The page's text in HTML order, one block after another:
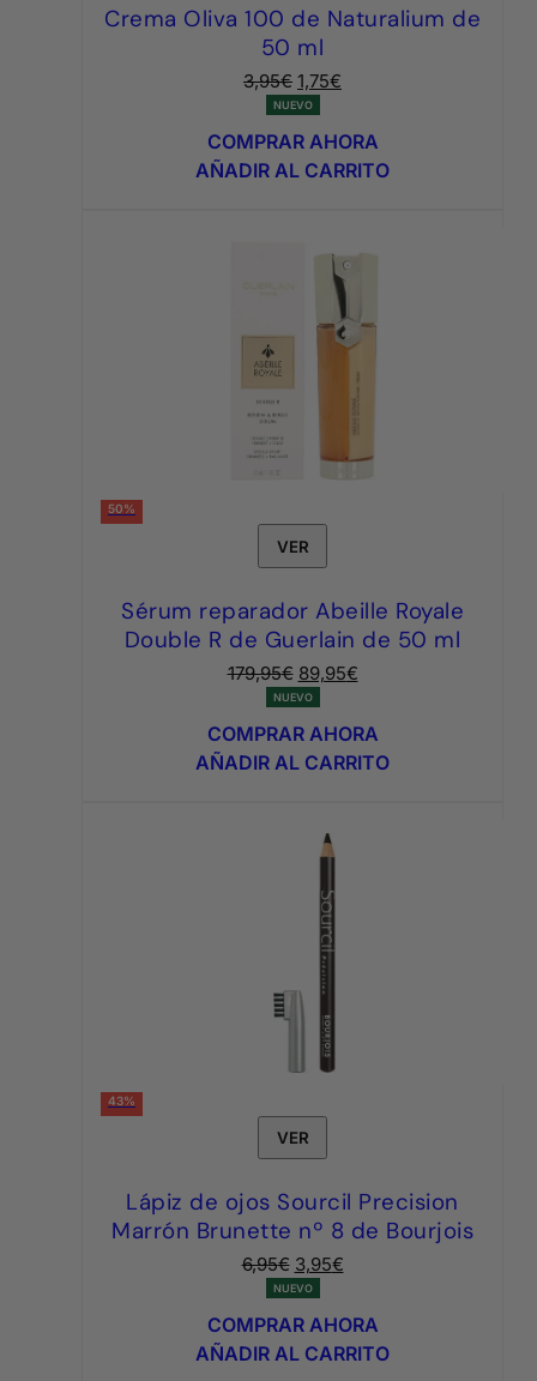
Crema Oliva 100 de Naturalium de
50 ml
3,95€ El
precio
original
era:
1,75€
actual
es:
NUEVO
COMPRAR AHORA
AÑADIR AL CARRITO
50%
VER
Sérum reparador Abeille Royale
Double R de Guerlain de 50 ml
179,95€ El
precio
original
era:
179,95€.
89,95€El
actual
es:
89,95€.
NUEVO
COMPRAR AHORA
AÑADIR AL CARRITO
43%
VER
Lápiz de ojos Sourcil Precision
Marrón Brunette nº 8 de Bourjois
6,95€ El
precio
original
era:
6,95€.
3,95€El
actual
es:
3,95€.
NUEVO
COMPRAR AHORA
AÑADIR AL CARRITO